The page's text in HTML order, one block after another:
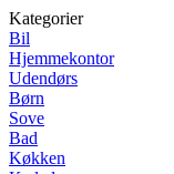
Kategorier
Bil
Hjemmekontor
Udendørs
Børn
Sove
Bad
Køkken